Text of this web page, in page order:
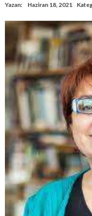
Yazan: Haziran 18, 2021